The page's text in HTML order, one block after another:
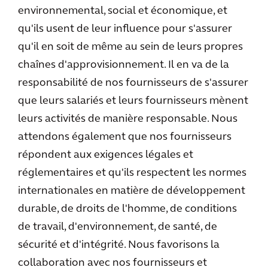
environnemental, social et économique, et
qu'ils usent de leur influence pour s'assurer
qu'il en soit de même au sein de leurs propres
chaînes d'approvisionnement. Il en va de la
responsabilité de nos fournisseurs de s'assurer
que leurs salariés et leurs fournisseurs mènent
leurs activités de manière responsable. Nous
attendons également que nos fournisseurs
répondent aux exigences légales et
réglementaires et qu'ils respectent les normes
internationales en matière de développement
durable, de droits de l'homme, de conditions
de travail, d'environnement, de santé, de
sécurité et d'intégrité. Nous favorisons la
collaboration avec nos fournisseurs et